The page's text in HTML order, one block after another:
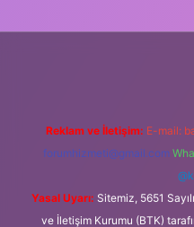
Reklam ve İletişim: E-mail:
forumhizmeti@gmail.com
Yasal Uyarı: Sitemiz, 5651
ve İletişim Kurumu (BTK)